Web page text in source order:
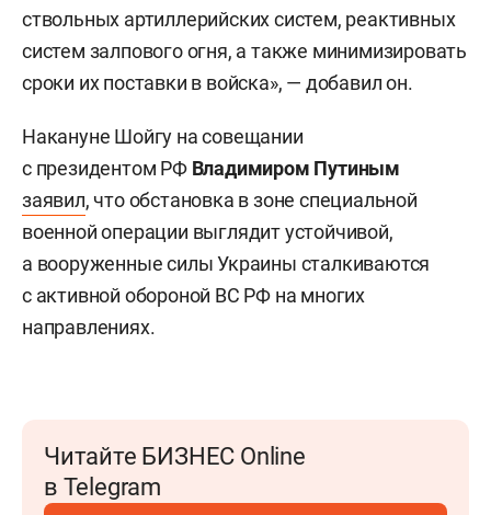
ствольных артиллерийских систем, реактивных
систем залпового огня, а также минимизировать
сроки их поставки в войска», — добавил он.
Накануне Шойгу на совещании
с президентом РФ Владимиром Путиным
заявил, что обстановка в зоне специальной
военной операции выглядит устойчивой,
а вооруженные силы Украины сталкиваются
с активной обороной ВС РФ на многих
направлениях.
Читайте БИЗНЕС Online
в Telegram